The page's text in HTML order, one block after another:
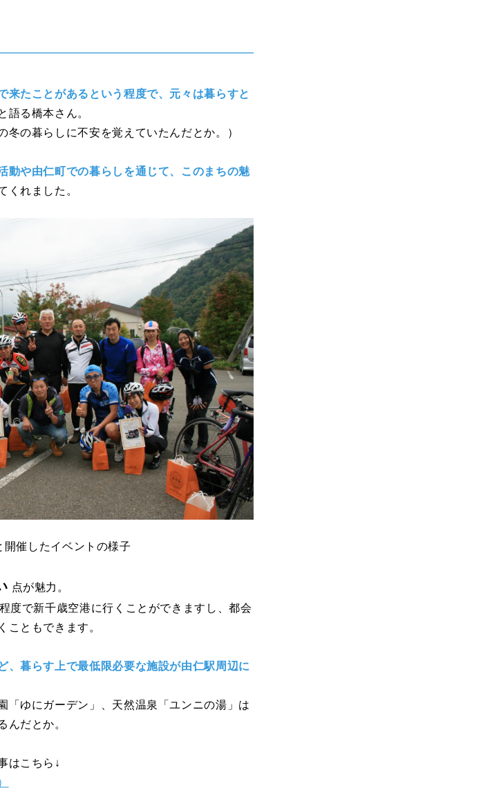
来たことがあるという程度で、元々は暮らすと
語る橋本さん。
冬の暮らしに不安を覚えていたんだとか。）
動や由仁町での暮らしを通じて、このまちの魅
くれました。
開催したイベントの様子
点が魅力。
度で新千歳空港に行くことができますし、都会
こともできます。
、暮らす上で最低限必要な施設が由仁駅周辺に
ゆにガーデン」、天然温泉「ユンニの湯」は
んだとか。
はこちら↓